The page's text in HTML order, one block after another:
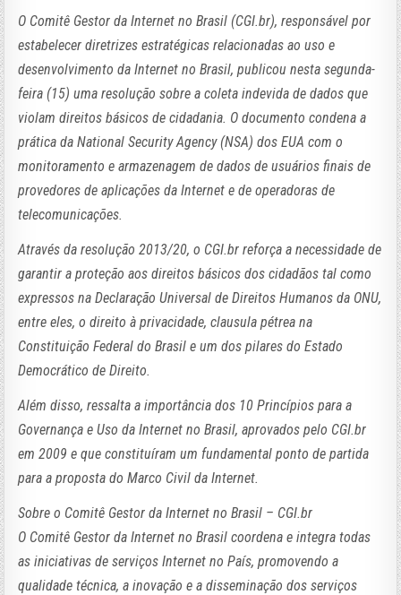
O Comitê Gestor da Internet no Brasil (CGI.br), responsável por
estabelecer diretrizes estratégicas relacionadas ao uso e
desenvolvimento da Internet no Brasil, publicou nesta segunda-
feira (15) uma resolução sobre a coleta indevida de dados que
violam direitos básicos de cidadania. O documento condena a
prática da National Security Agency (NSA) dos EUA com o
monitoramento e armazenagem de dados de usuários finais de
provedores de aplicações da Internet e de operadoras de
telecomunicações.
Através da resolução 2013/20, o CGI.br reforça a necessidade de
garantir a proteção aos direitos básicos dos cidadãos tal como
expressos na Declaração Universal de Direitos Humanos da ONU,
entre eles, o direito à privacidade, clausula pétrea na
Constituição Federal do Brasil e um dos pilares do Estado
Democrático de Direito.
Além disso, ressalta a importância dos 10 Princípios para a
Governança e Uso da Internet no Brasil, aprovados pelo CGI.br
em 2009 e que constituíram um fundamental ponto de partida
para a proposta do Marco Civil da Internet.
Sobre o Comitê Gestor da Internet no Brasil – CGI.br
O Comitê Gestor da Internet no Brasil coordena e integra todas
as iniciativas de serviços Internet no País, promovendo a
qualidade técnica, a inovação e a disseminação dos serviços